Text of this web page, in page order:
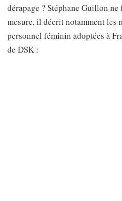
dérapage ? Stéphane Guillon
mesure, il décrit notamment les
personnel féminin adoptées à
de DSK :